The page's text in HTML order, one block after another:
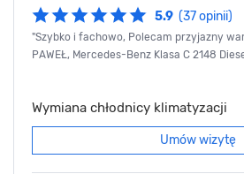
5.9 (37 opinii)
"Szybko i fachowo, Polecam przyjazny
PAWEŁ, Mercedes-Benz Klasa C 2148
Wymiana chłodnicy klimatyzacji
Umów wizytę